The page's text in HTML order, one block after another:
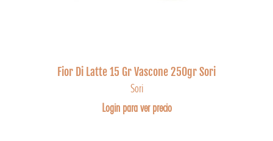
Fior Di Latte 15 Gr Vascone 250gr Sori
Sori
Login para ver precio